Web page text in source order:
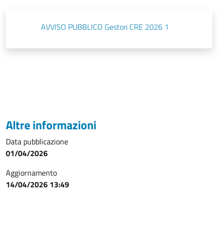
AVVISO PUBBLICO Gestori CRE 2026 1
Altre informazioni
Data pubblicazione
01/04/2026
Aggiornamento
14/04/2026 13:49